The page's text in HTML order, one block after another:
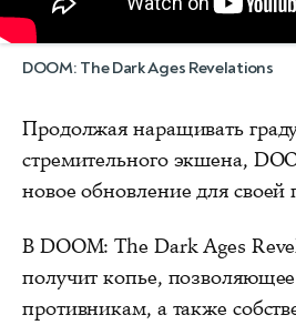
DOOM: The Dark Ages Revelations
Продолжая наращивать
стремительного экшена,
новое обновление для своей
В DOOM: The Dark Ages
получит копье, позволяющее
противникам, а также